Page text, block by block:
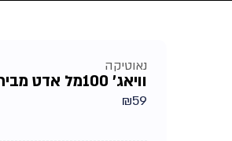
נאוטיקה
וויאג' 100מל אדט מבית נאוטיקה טסטר – בושם לגבר
₪59